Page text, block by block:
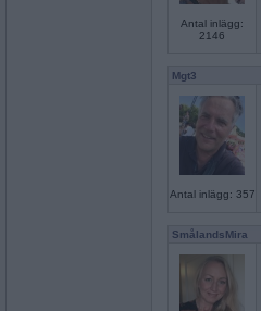
Antal inlägg:
2146
Mgt3
Antal inlägg: 357
SmålandsMira